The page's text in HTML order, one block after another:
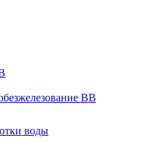
ВВ
воды